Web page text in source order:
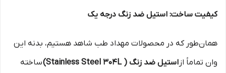
کیفیت ساخت: استیل ضد زنگ درجه یک
همان‌طور که در محصولات مهداد طب شاهد هستیم، بدنه این
وان تماماً از استیل ضد زنگ ( Stainless Steel 304L)
ساخته